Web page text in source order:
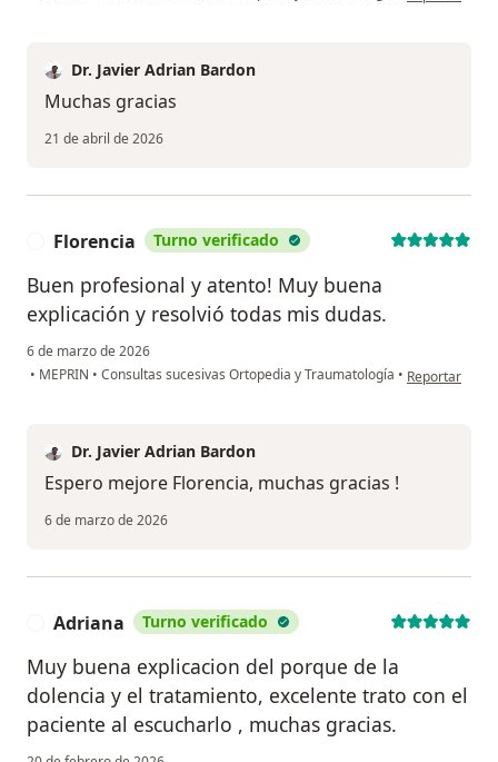
Dr. Javier Adrian Bardon
Muchas gracias
21 de abril de 2026
Florencia Turno verificado
Buen profesional y atento! Muy buena
explicación y resolvió todas mis dudas.
6 de marzo de 2026
• MEPRIN • Consultas sucesivas Ortopedia y Traumatología • en opinión
Reportar
Dr. Javier Adrian Bardon
Espero mejore Florencia, muchas gracias !
6 de marzo de 2026
Adriana Turno verificado
Muy buena explicacion del porque de la
dolencia y el tratamiento, excelente trato con el
paciente al escucharlo , muchas gracias.